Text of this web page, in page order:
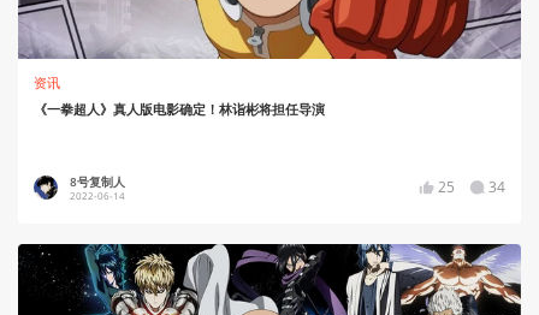
资讯
《一拳超人》真人版电影确定！林诣彬将担任导演
8号复制人
2022-06-14 25 34